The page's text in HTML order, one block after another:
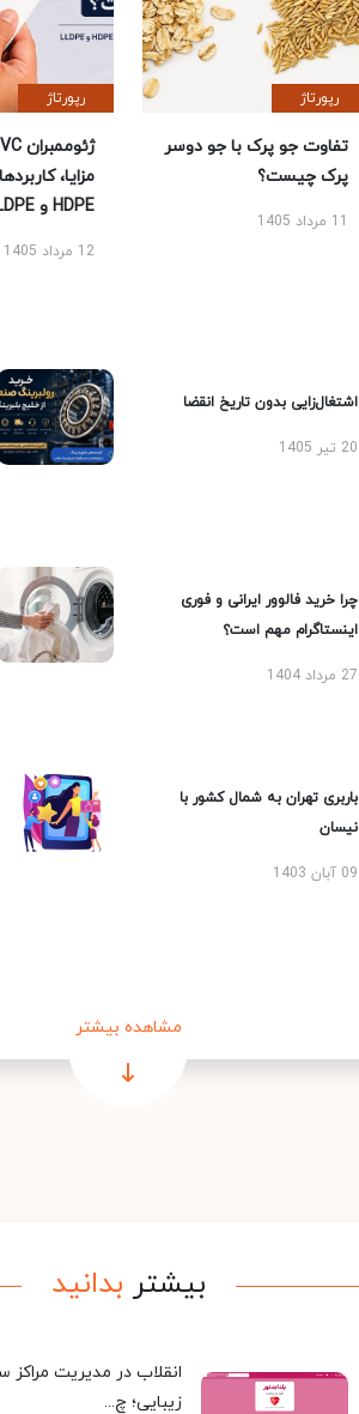
رپورتاژ
تفاوت جو پرک با جو دوسر
پرک چیست؟
11 مرداد 1405
رپورتاژ
مزایا،
HDPE و LLDPE
12 مرداد 1405
اشتغال‌زایی بدون تاریخ انقضا
20 تیر 1405
چرا خرید فالوور ایرانی و فوری
اینستاگرام مهم است؟
27 مرداد 1404
باربری تهران به شمال کشور با
نیسان
09 آبان 1403
مشاهده بیشتر
بیشتر بدانید
انقلاب در مدیریت مراکز
زیبایی؛ چ...